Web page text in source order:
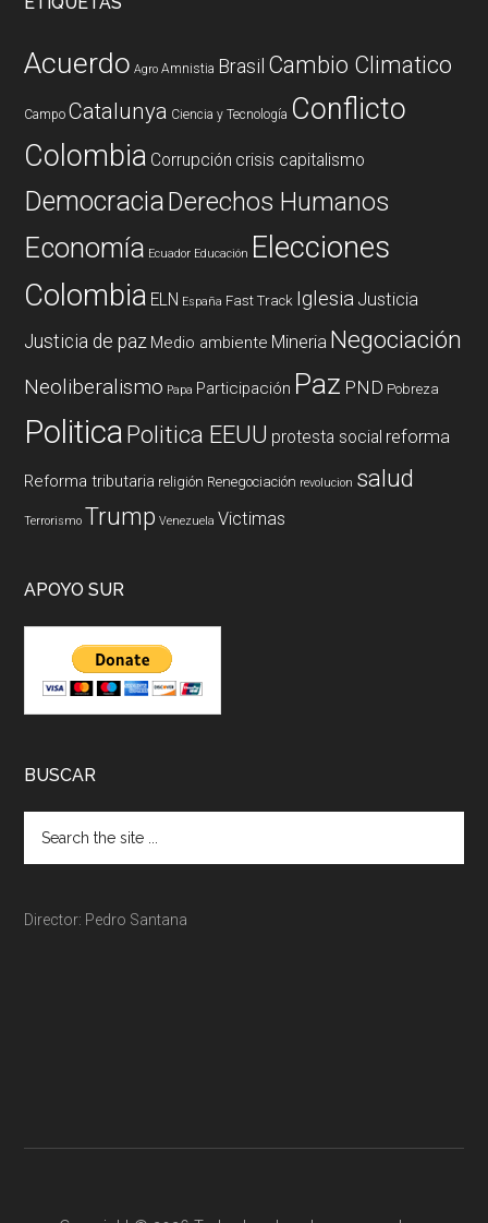
Acuerdo Agro Amnistia Brasil Cambio Climatico
Campo Catalunya Ciencia y Tecnología Conflicto
Colombia Corrupción crisis capitalismo
DemocraciaDerechos Humanos
Economía Ecuador Educación Elecciones
Colombia ELN España Fast Track Iglesia Justicia
Justicia de paz Medio ambiente Mineria Negociación
Neoliberalismo Papa Participación Paz PND Pobreza
PoliticaPolitica EEUU protesta social reforma
Reforma tributaria religión Renegociación revolucion salud
Terrorismo Trump Venezuela Victimas
APOYO SUR
BUSCAR
Director: Pedro Santana